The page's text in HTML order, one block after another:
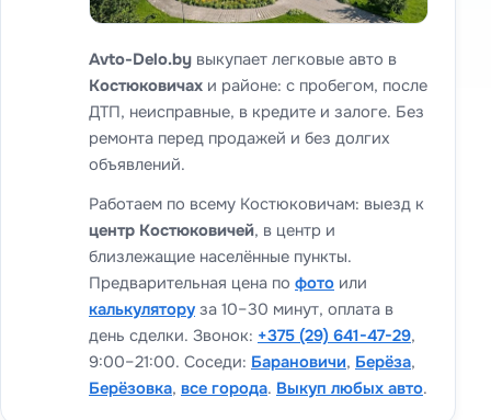
Avto-Delo.by выкупает легковые авто в
Костюковичах и районе: с пробегом, после
ДТП, неисправные, в кредите и залоге. Без
ремонта перед продажей и без долгих
объявлений.
Работаем по всему Костюковичам: выезд к
центр Костюковичей, в центр и
близлежащие населённые пункты.
Предварительная цена по фото или
калькулятору за 10–30 минут, оплата в
день сделки. Звонок: +375 (29) 641-47-29,
9:00–21:00. Соседи: Барановичи, Берёза,
Берёзовка, все города. Выкуп любых авто.